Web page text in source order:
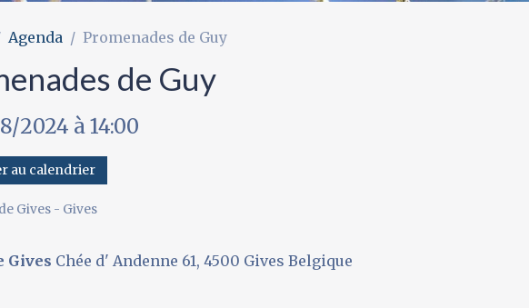
Agenda Promenades de Guy
de Guy
2024 à 14:00
au calendrier
Gives - Gives
Gives Chée d' Andenne 61, 4500 Gives Belgique